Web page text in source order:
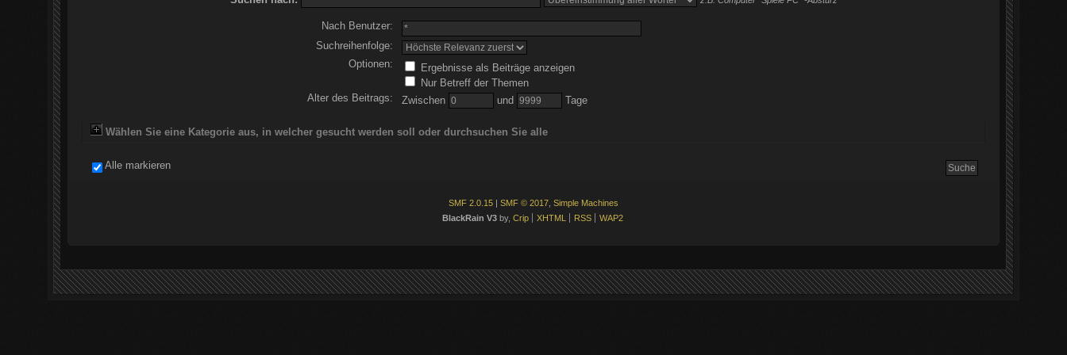
Nach Benutzer:
Suchreihenfolge:
Optionen:
Ergebnisse als Beiträge anzeigen
Nur Betreff der Themen
Alter des Beitrags:
Zwischen und Tage
Wählen Sie eine Kategorie aus, in welcher gesucht werden soll oder durchsuchen Sie alle
Alle markieren
SMF 2.0.15 | SMF © 2017 Simple Machines
BlackRain V3 by, Crip XHTML RSS WAP2